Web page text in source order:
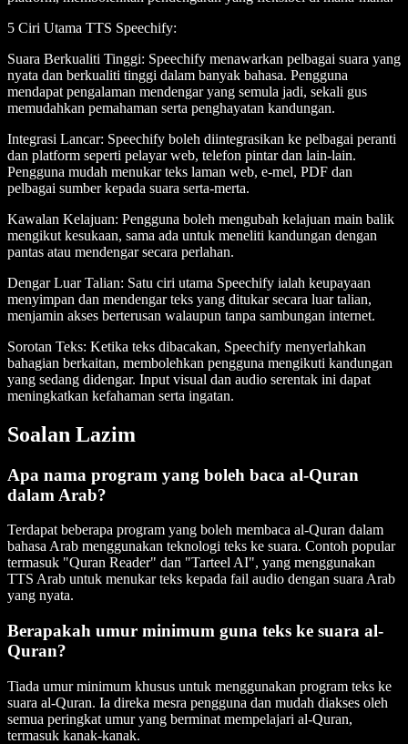
5 Ciri Utama TTS Speechify:
Suara Berkualiti Tinggi: Speechify menawarkan pelbagai suara yang
nyata dan berkualiti tinggi dalam banyak bahasa. Pengguna
mendapat pengalaman mendengar yang semula jadi, sekali gus
memudahkan pemahaman serta penghayatan kandungan.
Integrasi Lancar: Speechify boleh diintegrasikan ke pelbagai peranti
dan platform seperti pelayar web, telefon pintar dan lain-lain.
Pengguna mudah menukar teks laman web, e-mel, PDF dan
pelbagai sumber kepada suara serta-merta.
Kawalan Kelajuan: Pengguna boleh mengubah kelajuan main balik
mengikut kesukaan, sama ada untuk meneliti kandungan dengan
pantas atau mendengar secara perlahan.
Dengar Luar Talian: Satu ciri utama Speechify ialah keupayaan
menyimpan dan mendengar teks yang ditukar secara luar talian,
menjamin akses berterusan walaupun tanpa sambungan internet.
Sorotan Teks: Ketika teks dibacakan, Speechify menyerlahkan
bahagian berkaitan, membolehkan pengguna mengikuti kandungan
yang sedang didengar. Input visual dan audio serentak ini dapat
meningkatkan kefahaman serta ingatan.
Soalan Lazim
Apa nama program yang boleh baca al-Quran
dalam Arab?
Terdapat beberapa program yang boleh membaca al-Quran dalam
bahasa Arab menggunakan teknologi teks ke suara. Contoh popular
termasuk "Quran Reader" dan "Tarteel AI", yang menggunakan
TTS Arab untuk menukar teks kepada fail audio dengan suara Arab
yang nyata.
Berapakah umur minimum guna teks ke suara al-
Quran?
Tiada umur minimum khusus untuk menggunakan program teks ke
suara al-Quran. Ia direka mesra pengguna dan mudah diakses oleh
semua peringkat umur yang berminat mempelajari al-Quran,
termasuk kanak-kanak.